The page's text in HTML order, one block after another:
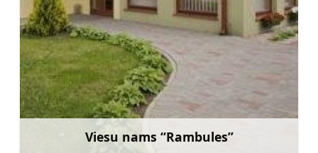
Viesu nams “Rambules”